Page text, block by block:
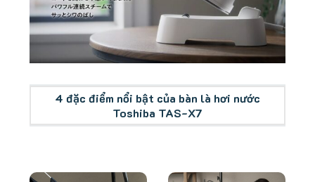
4 đặc điểm nổi bật của bàn là hơi nước
Toshiba TAS-X7